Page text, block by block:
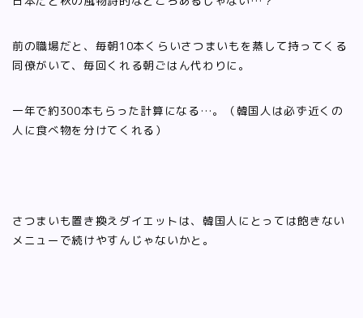
前の職場だと、毎朝10本くらいさつまいもを蒸して持ってくる
同僚がいて、毎回くれる朝ごはん代わりに。
一年で約300本もらった計算になる…。（韓国人は必ず近くの
人に食べ物を分けてくれる）
さつまいも置き換えダイエットは、韓国人にとっては飽きない
メニューで続けやすんじゃないかと。